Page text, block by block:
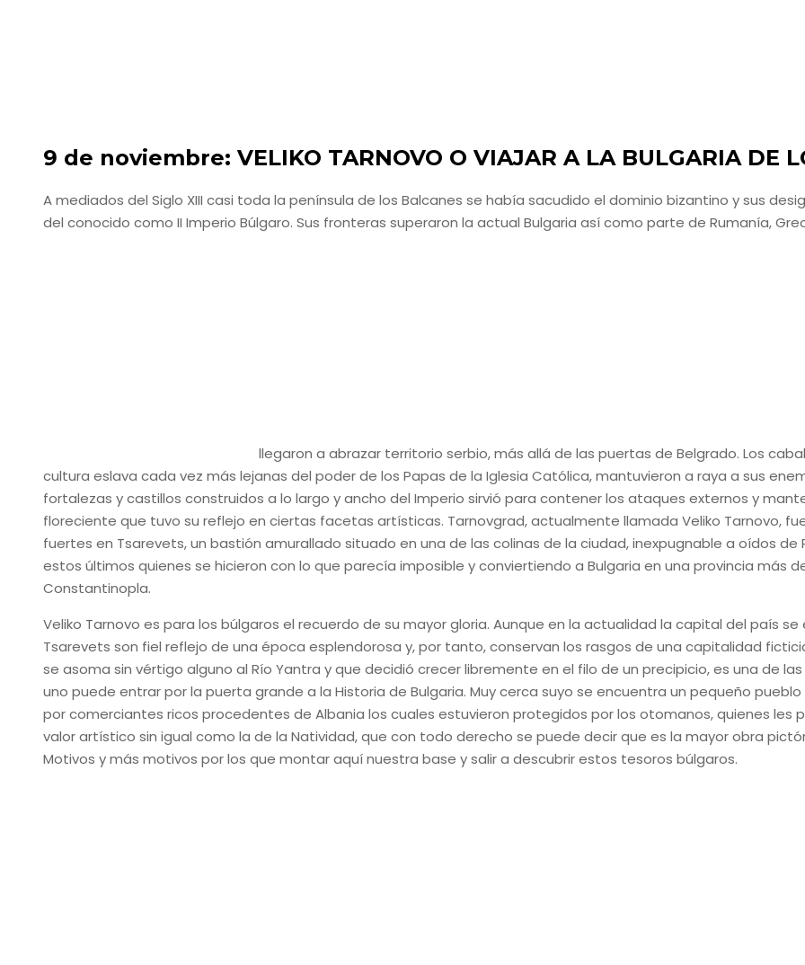
9 de noviembre: VELIKO TARNOVO O VIAJAR A LA BULGARIA DE
A mediados del Siglo XIII casi toda la península de los Balcanes se había sacudido el dominio bizantino y sus
del conocido como II Imperio Búlgaro. Sus fronteras superaron la actual Bulgaria así como parte de Rumanía,
llegaron a abrazar territorio serbio, más allá de las puertas de Belgrado. Los
cultura eslava cada vez más lejanas del poder de los Papas de la Iglesia Católica, mantuvieron a raya a sus
fortalezas y castillos construidos a lo largo y ancho del Imperio sirvió para contener los ataques externos y
floreciente que tuvo su reflejo en ciertas facetas artísticas. Tarnovgrad, actualmente llamada Veliko Tarnovo,
fuertes en Tsarevets, un bastión amurallado situado en una de las colinas de la ciudad, inexpugnable a oídos
estos últimos quienes se hicieron con lo que parecía imposible y conviertiendo a Bulgaria en una provincia más
Constantinopla.
Veliko Tarnovo es para los búlgaros el recuerdo de su mayor gloria. Aunque en la actualidad la capital del país
Tsarevets son fiel reflejo de una época esplendorosa y, por tanto, conservan los rasgos de una capitalidad
se asoma sin vértigo alguno al Río Yantra y que decidió crecer libremente en el filo de un precipicio, es una de
uno puede entrar por la puerta grande a la Historia de Bulgaria. Muy cerca suyo se encuentra un pequeño
por comerciantes ricos procedentes de Albania los cuales estuvieron protegidos por los otomanos, quienes les
valor artístico sin igual como la de la Natividad, que con todo derecho se puede decir que es la mayor obra
Motivos y más motivos por los que montar aquí nuestra base y salir a descubrir estos tesoros búlgaros.